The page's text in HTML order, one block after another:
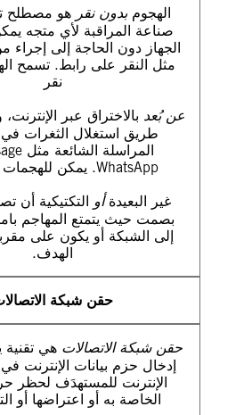
الهجومبدون نقر هو مصطلح
صناعة المراقبة لأي متجه
الجهاز دون الحاجة إلى إجراء
مثل النقر على رابط. تسمح
نقر
عن بُعد بالاختراق عبر
طريق استغلال الثغرات
WhatsApp. يمكن للهجمات بدون نقر
غير البعيدة أو التكتيكية أن
بصمت حيث يتمتع المهاجم
إلى الشبكة أو يكون على
الهدف.
حقن شبكة
حقن شبكة الاتصالات هي تقنية
إدخال حزم بيانات الإنترنت
الإنترنت للمستهدَف لحظر
الخاصة به أو اعتراضها أو